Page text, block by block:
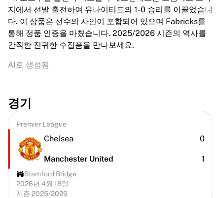
지에서 선발 출전하여 유나이티드의 1-0 승리를 이끌었습니
다. 이 상품은 선수의 사인이 포함되어 있으며 Fabricks를
통해 정품 인증을 마쳤습니다. 2025/2026 시즌의 역사를
간직한 진귀한 수집품을 만나보세요.
AI로 생성됨
경기
Premier League
Chelsea 0
Manchester United 1
Stamford Bridge
2026년 4월 18일
시즌 2025/2026